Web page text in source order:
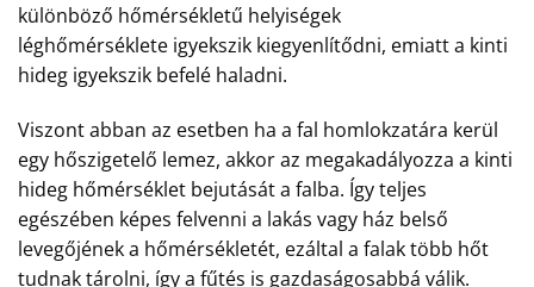
különböző hőmérsékletű helyiségek
léghőmérséklete igyekszik kiegyenlítődni, emiatt a kinti
hideg igyekszik befelé haladni.
Viszont abban az esetben ha a fal homlokzatára kerül
egy hőszigetelő lemez, akkor az megakadályozza a kinti
hideg hőmérséklet bejutását a falba. Így teljes
egészében képes felvenni a lakás vagy ház belső
levegőjének a hőmérsékletét, ezáltal a falak több hőt
tudnak tárolni, így a fűtés is gazdaságosabbá válik.